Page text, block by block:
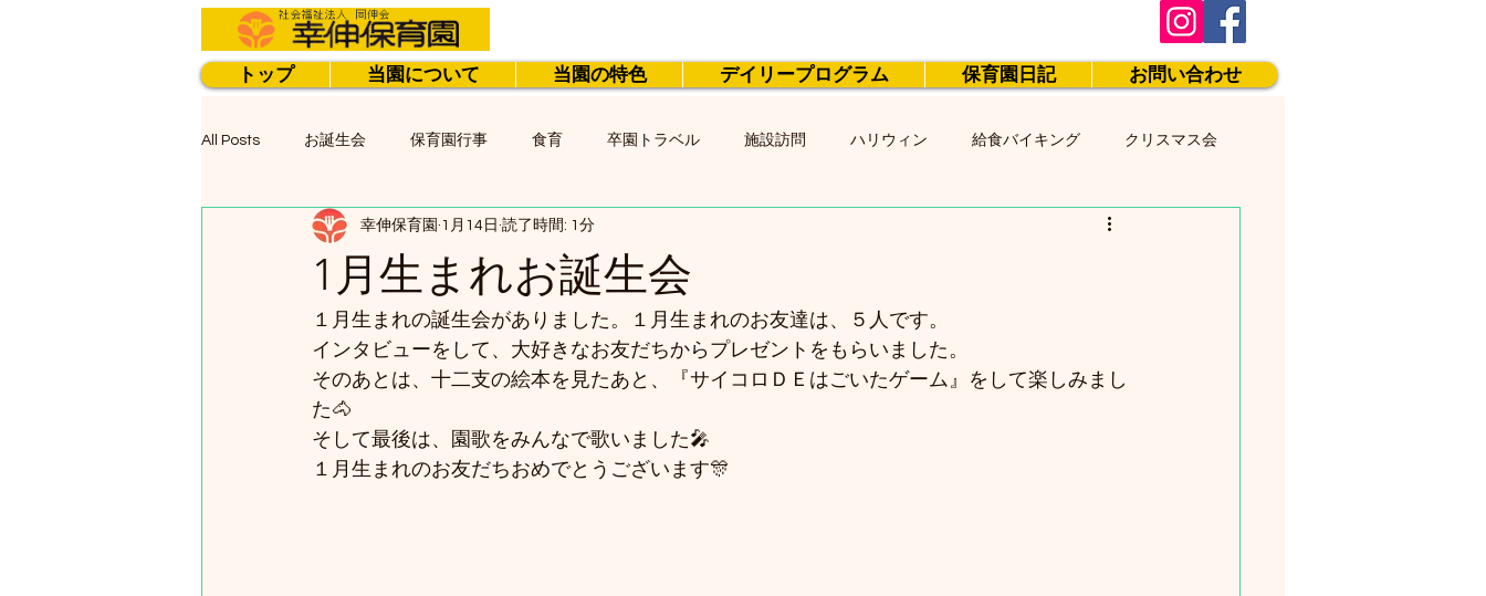
トップ 当園について 当園の特色 デイリープログラム 保育園日記 お問い合わせ
All Posts お誕生会 保育園行事 食育 卒園トラベル 施設訪問 ハリウィン 給食バイキング クリスマス会
1月生まれお誕生会
幸伸保育園 1月14日 読了時間: 1分
１月生まれの誕生会がありました。１月生まれのお友達は、５人です。
インタビューをして、大好きなお友だちからプレゼントをもらいました。
そのあとは、十二支の絵本を見たあと、『サイコロＤＥはごいたゲーム』をして楽しみまし
た🐴
そして最後は、園歌をみんなで歌いました🎤
１月生まれのお友だちおめでとうございます🎊